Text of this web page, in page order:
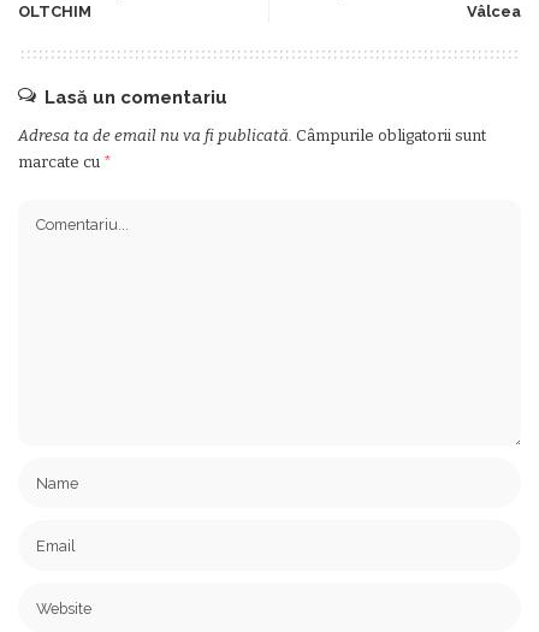
OLTCHIM
Vâlcea
Lasă un comentariu
Adresa ta de email nu va fi publicată. Câmpurile obligatorii sunt
marcate cu *